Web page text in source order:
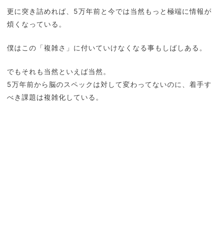
更に突き詰めれば、5万年前と今では当然もっと極端に情報が
煩くなっている。
僕はこの「複雑さ」に付いていけなくなる事もしばしある。
でもそれも当然といえば当然。
5万年前から脳のスペックは対して変わってないのに、着手す
べき課題は複雑化している。